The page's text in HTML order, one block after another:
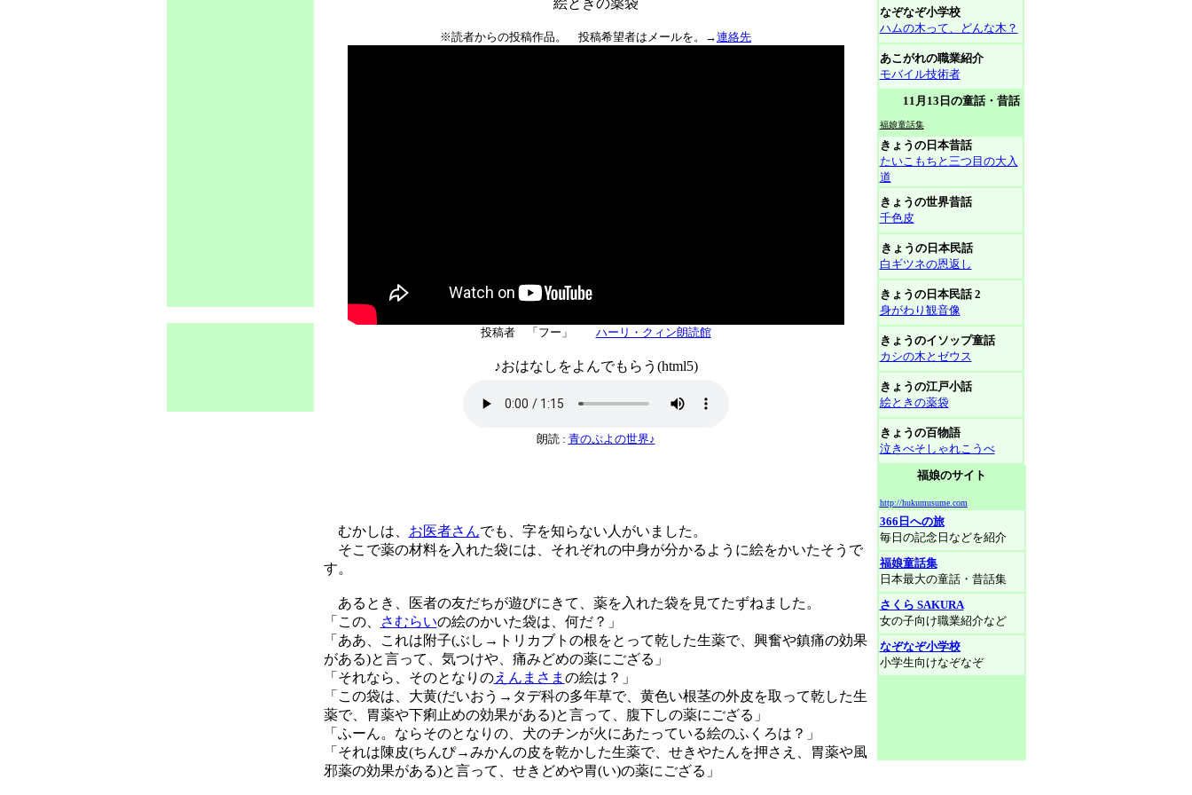
絵ときの薬袋
※読者からの投稿作品。 投稿希望者はメールを。→連絡先
投稿者 「フー」 ハーリ・クィン朗読館
♪おはなしをよんでもらう(html5)
朗読 : 青のぷよの世界♪
むかしは、 お医者さんでも、字を知らない人がいました。
そこで薬の材料を入れた袋には、それぞれの中身が分かるように絵をかいたそうで
す。
あるとき、医者の友だちが遊びにきて、薬を入れた袋を見てたずねました。
「この、
さむらいの絵のかいた袋は、何だ？」
「ああ、これは附子(ぶし→トリカブトの根をとって乾した生薬で、興奮や鎮痛の効果
がある)と言って、気つけや、痛みどめの薬にござる」
「それなら、そのとなりのえんまさま の絵は？」
「この袋は、大黄(だいおう→タデ科の多年草で、黄色い根茎の外皮を取って乾した生
薬で、胃薬や下痢止めの効果がある)と言って、腹下しの薬にござる」
「ふーん。ならそのとなりの、犬のチンが火にあたっている絵のふくろは？」
「それは陳皮(ちんぴ→みかんの皮を乾かした生薬で、せきやたんを押さえ、胃薬や風
邪薬の効果がある)と言って、せきどめや胃(い)の薬にござる」
なぞなぞ小学校
ハムの木って、どんな木？
あこがれの職業紹介
モバイル技術者
11月13日の童話・昔話
福娘童話集
きょうの日本昔話
たいこもちと三つ目の大入
道
きょうの世界昔話
千色皮
きょうの日本民話
白ギツネの恩返し
きょうの日本民話 2
身がわり観音像
きょうのイソップ童話
カシの木とゼウス
きょうの江戸小話
絵ときの薬袋
きょうの百物語
泣きべそしゃれこうべ
福娘のサイト
http://hukumusume.com
366日への旅
毎日の記念日などを紹介
福娘童話集
日本最大の童話・昔話集
さくら SAKURA
女の子向け職業紹介など
なぞなぞ小学校
小学生向けなぞなぞ